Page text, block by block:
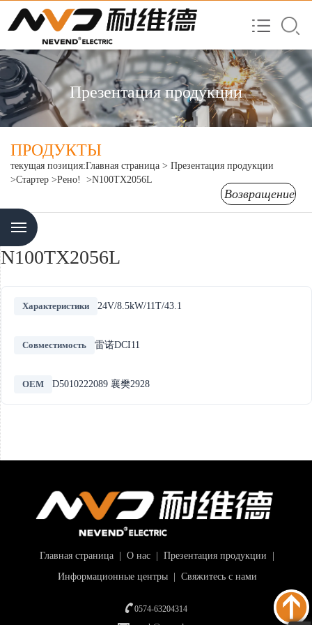
Презентация продукции
ПРОДУКТЫ
текущая позиция:Главная страница > Презентация продукции
>Стартер >Рено! >N100TX2056L
Возвращение
Menu
N100TX2056L
Характеристики 24V/8.5kW/11T/43.1
Совместимость 雷诺DCI11
OEM D5010222089 襄樊2928
Главная страница О нас Презентация продукции
Информационные центры| Свяжитесь с нами
0574-63204314